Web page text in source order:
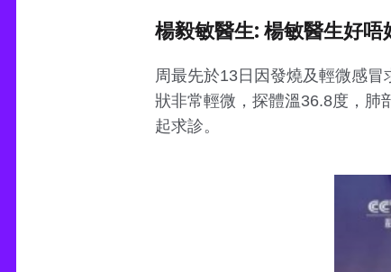
楊毅敏醫生: 楊敏醫生好
周最先於13日因發燒及輕微感
狀非常輕微，探體溫36.8度，肺
起求診。